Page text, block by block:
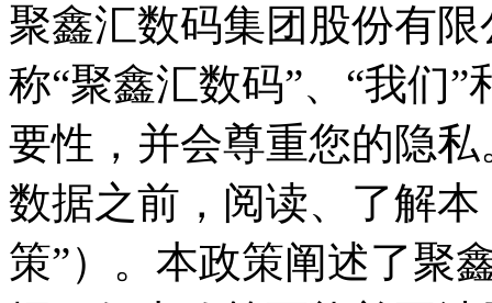
聚鑫汇数码集团股份有
称“聚鑫汇数码”、“我
要性，并会尊重您的
数据之前，阅读、了
策”）。本政策阐述了聚